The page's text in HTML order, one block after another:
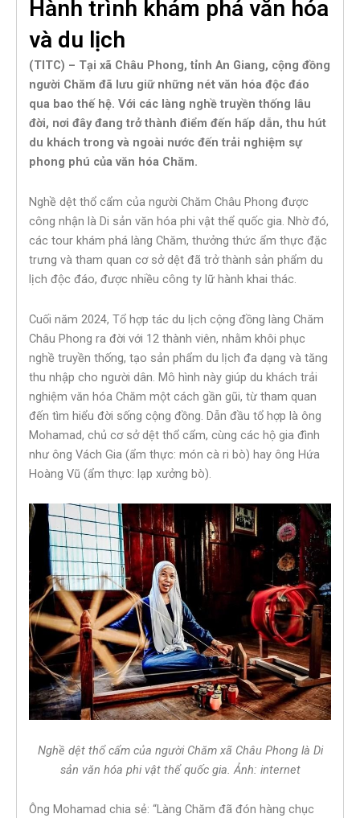
Hành trình khám phá văn hóa
và du lịch
(TITC) – Tại xã Châu Phong, tỉnh An Giang, cộng đồng
người Chăm đã lưu giữ những nét văn hóa độc đáo
qua bao thế hệ. Với các làng nghề truyền thống lâu
đời, nơi đây đang trở thành điểm đến hấp dẫn, thu hút
du khách trong và ngoài nước đến trải nghiệm sự
phong phú của văn hóa Chăm.
Nghề dệt thổ cẩm của người Chăm Châu Phong được
công nhận là Di sản văn hóa phi vật thể quốc gia. Nhờ đó,
các tour khám phá làng Chăm, thưởng thức ẩm thực đặc
trưng và tham quan cơ sở dệt đã trở thành sản phẩm du
lịch độc đáo, được nhiều công ty lữ hành khai thác.
Cuối năm 2024, Tổ hợp tác du lịch cộng đồng làng Chăm
Châu Phong ra đời với 12 thành viên, nhằm khôi phục
nghề truyền thống, tạo sản phẩm du lịch đa dạng và tăng
thu nhập cho người dân. Mô hình này giúp du khách trải
nghiệm văn hóa Chăm một cách gần gũi, từ tham quan
đến tìm hiểu đời sống cộng đồng. Dẫn đầu tổ hợp là ông
Mohamad, chủ cơ sở dệt thổ cẩm, cùng các hộ gia đình
như ông Vách Gia (ẩm thực: món cà ri bò) hay ông Hứa
Hoàng Vũ (ẩm thực: lạp xưởng bò).
Nghề dệt thổ cẩm của người Chăm xã Châu Phong là Di
sản văn hóa phi vật thể quốc gia. Ảnh: internet
Ông Mohamad chia sẻ: “Làng Chăm đã đón hàng chục